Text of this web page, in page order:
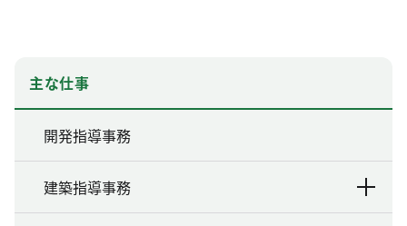
主な仕事
開発指導事務
建築指導事務